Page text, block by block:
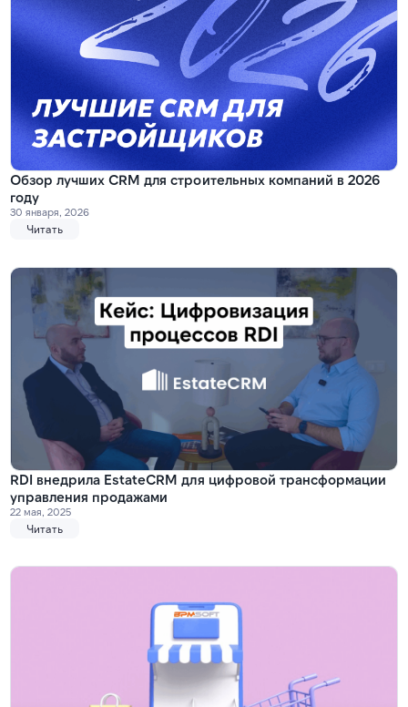
Обзор лучших CRM для строительных компаний в 2026
году
30 января, 2026
Читать
RDI внедрила EstateCRM для цифровой трансформации
управления продажами
22 мая, 2025
Читать